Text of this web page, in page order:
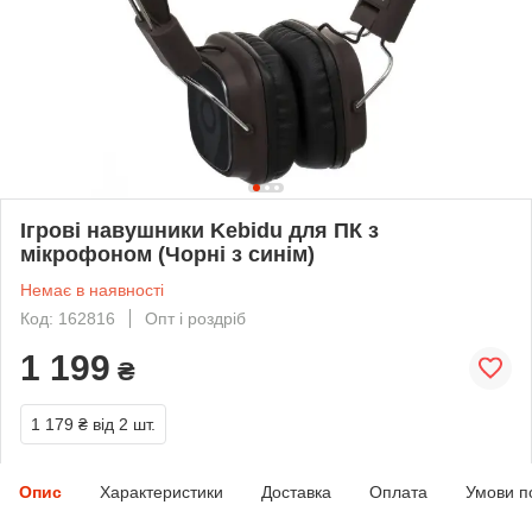
Ігрові навушники Kebidu для ПК з
мікрофоном (Чорні з синім)
Немає в наявності
Код: 162816
Опт і роздріб
1 199 ₴
1 179 ₴ від 2 шт.
Опис Характеристики Доставка Оплата Умови